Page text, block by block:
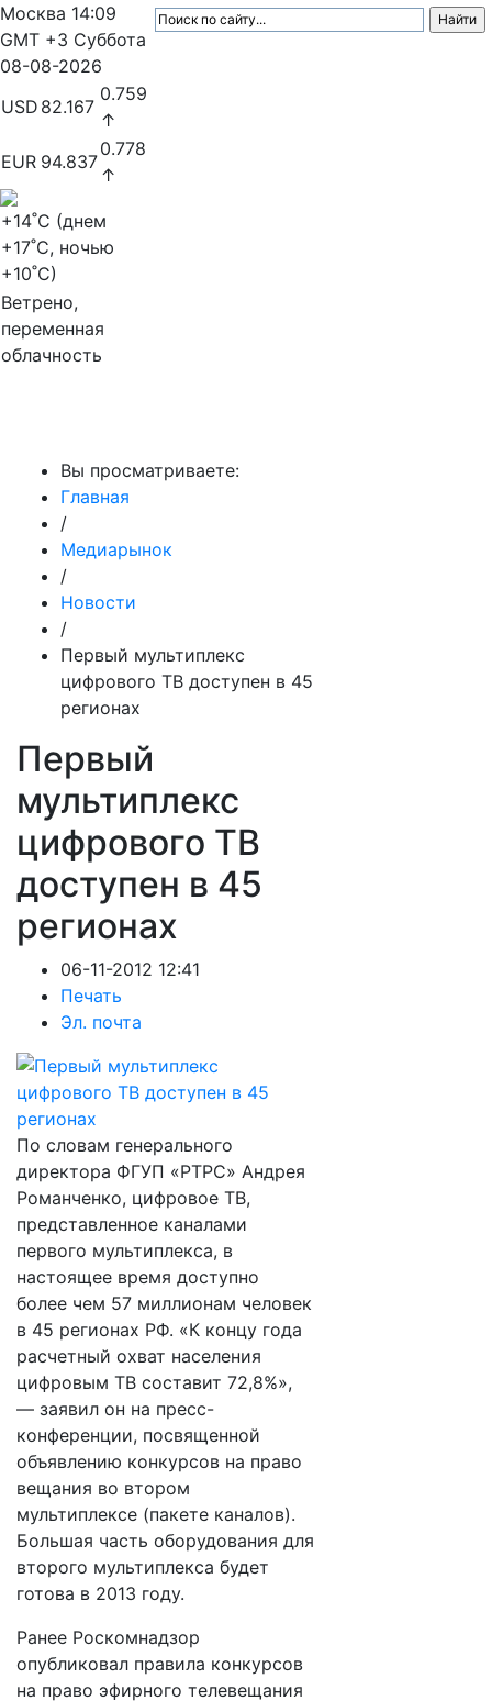
Москва 14:09
GMT +3 Суббота
08-08-2026
USD 82.167
0.759
↑
EUR 94.837
0.778
↑
+14˚C (днем
+17˚C, ночью
+10˚C)
Ветрено,
переменная
облачность
Вы просматриваете:
Главная
/
Медиарынок
/
Новости
/
Первый мультиплекс
цифрового ТВ доступен в 45
регионах
Первый
мультиплекс
цифрового ТВ
доступен в 45
регионах
06-11-2012 12:41
Печать
Эл. почта
По словам генерального
директора ФГУП «РТРС» Андрея
Романченко, цифровое ТВ,
представленное каналами
первого мультиплекса, в
настоящее время доступно
более чем 57 миллионам человек
в 45 регионах РФ. «К концу года
расчетный охват населения
цифровым ТВ составит 72,8%»,
— заявил он на пресс-
конференции, посвященной
объявлению конкурсов на право
вещания во втором
мультиплексе (пакете каналов).
Большая часть оборудования для
второго мультиплекса будет
готова в 2013 году.
Ранее Роскомнадзор
опубликовал правила конкурсов
на право эфирного телевещания